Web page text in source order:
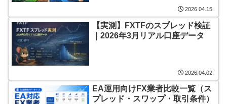
2026.04.15
【実測】FXTFのスプレッド検証
｜2026年3月リアル口座データ
2026.04.02
EA運用向けFX業者比較一覧（ス
プレッド・スワップ・取引条件）